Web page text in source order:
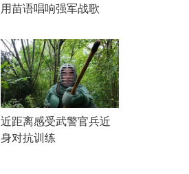
用苗语唱响强军战歌
近距离感受武警官兵近
身对抗训练